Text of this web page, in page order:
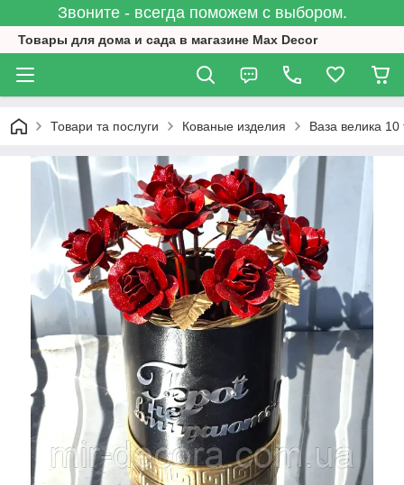
Звоните - всегда поможем с выбором.
Товары для дома и сада в магазине Max Decor
Товари та послуги Кованые изделия Ваза велика 10